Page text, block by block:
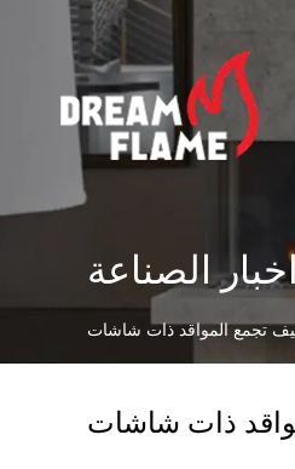
الصناعة